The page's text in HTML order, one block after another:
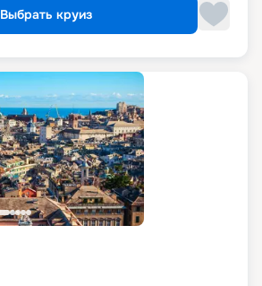
Выбрать круиз